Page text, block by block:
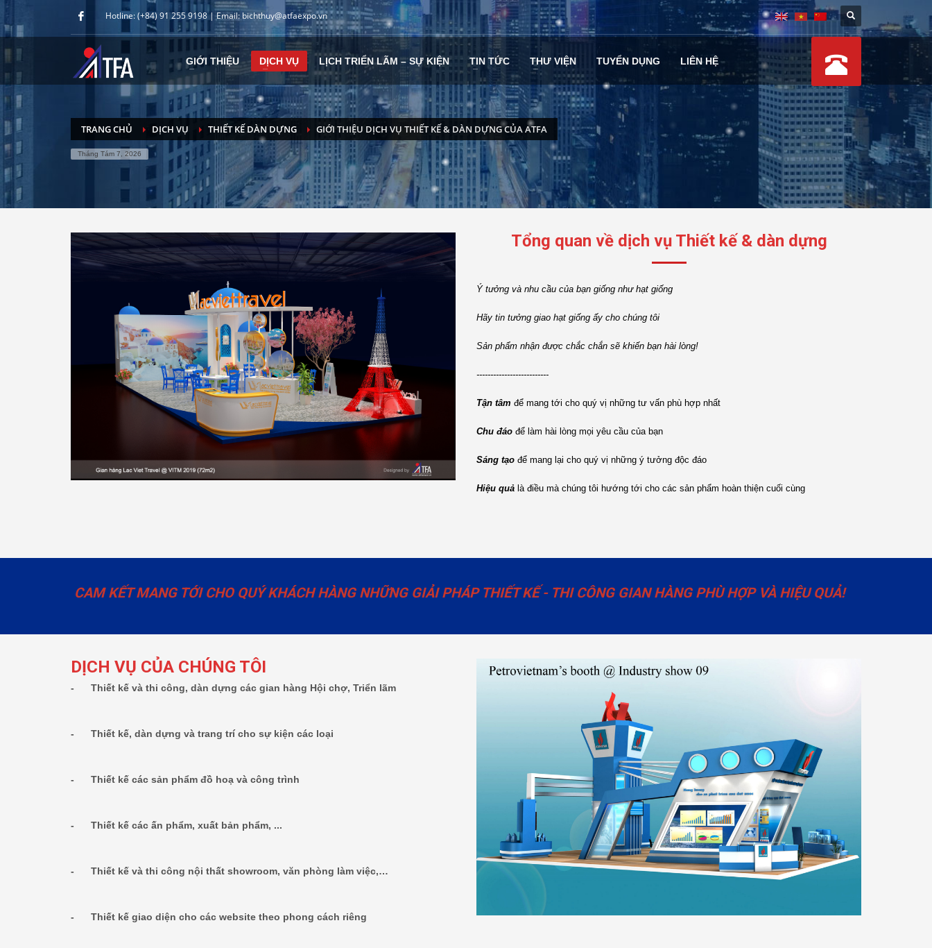
Hotline: (+84) 91 255 9198 | Email: bichthuy@atfaexpo.vn
GIỚI THIỆU DỊCH VỤ LỊCH TRIỂN LÃM – SỰ KIỆN TIN TỨC THƯ VIỆN TUYỂN DỤNG LIÊN HỆ
TRANG CHỦ DỊCH VỤ THIẾT KẾ DÀN DỰNG GIỚI THIỆU DỊCH VỤ THIẾT KẾ & DÀN DỰNG CỦA ATFA
Tháng Tám 7, 2026
Tổng quan về dịch vụ Thiết kế & dàn dựng
Ý tưởng và nhu cầu của bạn giống như hạt giống
Hãy tin tưởng giao hạt giống ấy cho chúng tôi
Sản phẩm nhận được chắc chắn sẽ khiến bạn hài lòng!
--------------------------
Tận tâm để mang tới cho quý vị những tư vấn phù hợp nhất
Chu đáo để làm hài lòng mọi yêu cầu của bạn
Sáng tạo để mang lại cho quý vị những ý tưởng độc đáo
Hiệu quả là điều mà chúng tôi hướng tới cho các sản phẩm hoàn thiện cuối cùng
CAM KẾT MANG TỚI CHO QUÝ KHÁCH HÀNG NHỮNG GIẢI PHÁP THIẾT KẾ - THI CÔNG GIAN HÀNG PHÙ HỢP VÀ HIỆU QUẢ!
DỊCH VỤ CỦA CHÚNG TÔI
- Thiết kế và thi công, dàn dựng các gian hàng Hội chợ, Triển lãm
- Thiết kế, dàn dựng và trang trí cho sự kiện các loại
- Thiết kế các sản phẩm đồ hoạ và công trình
- Thiết kế các ấn phẩm, xuất bản phẩm, ...
- Thiết kế và thi công nội thất showroom, văn phòng làm việc,…
- Thiết kế giao diện cho các website theo phong cách riêng